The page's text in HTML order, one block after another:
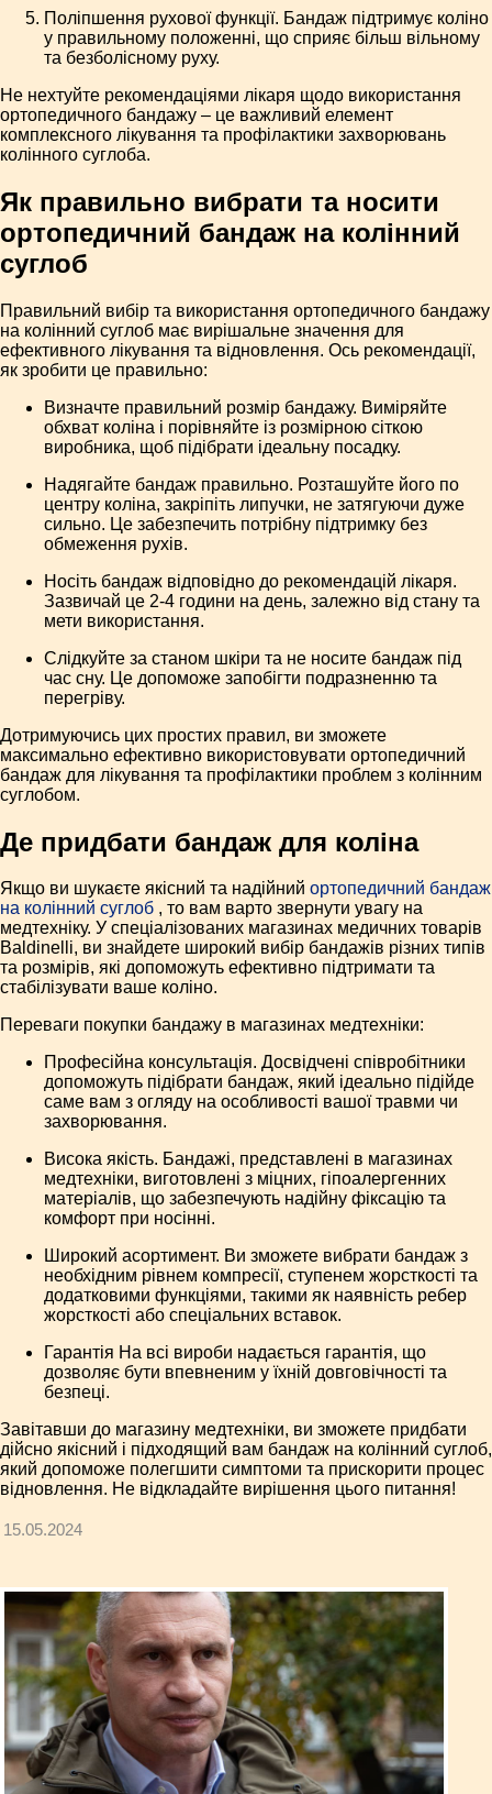
Поліпшення рухової функції. Бандаж підтримує коліно
у правильному положенні, що сприяє більш вільному
та безболісному руху.
Не нехтуйте рекомендаціями лікаря щодо використання
ортопедичного бандажу – це важливий елемент
комплексного лікування та профілактики захворювань
колінного суглоба.
Як правильно вибрати та носити
ортопедичний бандаж на колінний
суглоб
Правильний вибір та використання ортопедичного бандажу
на колінний суглоб має вирішальне значення для
ефективного лікування та відновлення. Ось рекомендації,
як зробити це правильно:
Визначте правильний розмір бандажу. Виміряйте
обхват коліна і порівняйте із розмірною сіткою
виробника, щоб підібрати ідеальну посадку.
Надягайте бандаж правильно. Розташуйте його по
центру коліна, закріпіть липучки, не затягуючи дуже
сильно. Це забезпечить потрібну підтримку без
обмеження рухів.
Носіть бандаж відповідно до рекомендацій лікаря.
Зазвичай це 2-4 години на день, залежно від стану та
мети використання.
Слідкуйте за станом шкіри та не носите бандаж під
час сну. Це допоможе запобігти подразненню та
перегріву.
Дотримуючись цих простих правил, ви зможете
максимально ефективно використовувати ортопедичний
бандаж для лікування та профілактики проблем з колінним
суглобом.
Де придбати бандаж для коліна
Якщо ви шукаєте якісний та надійний ортопедичний бандаж
на колінний суглоб , то вам варто звернути увагу на
медтехніку. У спеціалізованих магазинах медичних товарів
Baldinelli, ви знайдете широкий вибір бандажів різних типів
та розмірів, які допоможуть ефективно підтримати та
стабілізувати ваше коліно.
Переваги покупки бандажу в магазинах медтехніки:
Професійна консультація. Досвідчені співробітники
допоможуть підібрати бандаж, який ідеально підійде
саме вам з огляду на особливості вашої травми чи
захворювання.
Висока якість. Бандажі, представлені в магазинах
медтехніки, виготовлені з міцних, гіпоалергенних
матеріалів, що забезпечують надійну фіксацію та
комфорт при носінні.
Широкий асортимент. Ви зможете вибрати бандаж з
необхідним рівнем компресії, ступенем жорсткості та
додатковими функціями, такими як наявність ребер
жорсткості або спеціальних вставок.
Гарантія На всі вироби надається гарантія, що
дозволяє бути впевненим у їхній довговічності та
безпеці.
Завітавши до магазину медтехніки, ви зможете придбати
дійсно якісний і підходящий вам бандаж на колінний суглоб,
який допоможе полегшити симптоми та прискорити процес
відновлення. Не відкладайте вирішення цього питання!
15.05.2024